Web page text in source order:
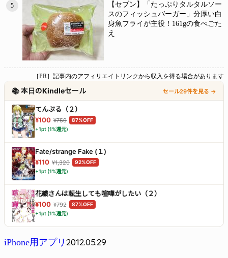
5
【セブン】「たっぷりタルタルソー
スのフィッシュバーガー」分厚い白
身魚フライが主役！161gの食べごた
え
［PR］記事内のアフィリエイトリンクから収入を得る場合があります
📚 本日のKindleセール セール29件を見る →
てんぷる（２）
¥100 ¥759
87%OFF
+1pt (1%還元)
Fate/strange Fake (１)
¥110 ¥1,320
92%OFF
+1pt (1%還元)
花織さんは転生しても喧嘩がしたい（２）
¥100 ¥792
87%OFF
+1pt (1%還元)
iPhone用アプリ 2012.05.29